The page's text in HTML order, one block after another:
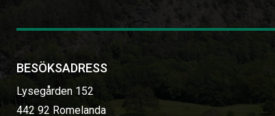
BESÖKSADRESS
Lysegården 152
442 92 Romelanda